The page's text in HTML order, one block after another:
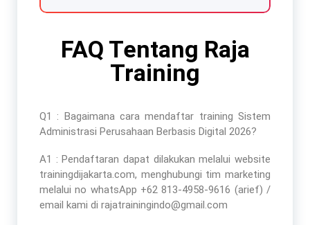
FAQ Tentang Raja
Training
Q1 : Bagaimana cara mendaftar training Sistem
Administrasi Perusahaan Berbasis Digital 2026?
A1 : Pendaftaran dapat dilakukan melalui website
trainingdijakarta.com, menghubungi tim marketing
melalui no whatsApp +62 813-4958-9616 (arief) /
email kami di rajatrainingindo@gmail.com